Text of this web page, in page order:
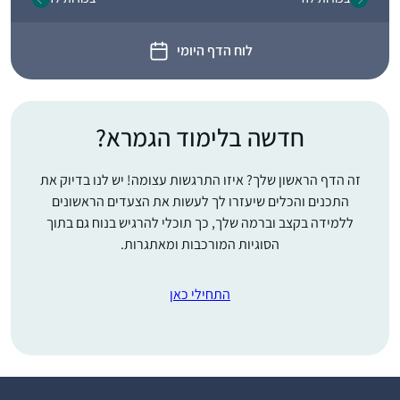
לוח הדף היומי
חדשה בלימוד הגמרא?
זה הדף הראשון שלך? איזו התרגשות עצומה! יש לנו בדיוק את
התכנים והכלים שיעזרו לך לעשות את הצעדים הראשונים
ללמידה בקצב וברמה שלך, כך תוכלי להרגיש בנוח גם בתוך
הסוגיות המורכבות ומאתגרות.
התחילי כאן